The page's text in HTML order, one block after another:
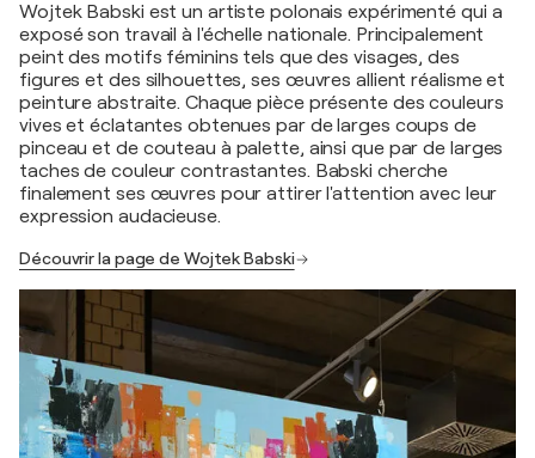
Wojtek Babski est un artiste polonais expérimenté qui a
exposé son travail à l'échelle nationale. Principalement
peint des motifs féminins tels que des visages, des
figures et des silhouettes, ses œuvres allient réalisme et
peinture abstraite. Chaque pièce présente des couleurs
vives et éclatantes obtenues par de larges coups de
pinceau et de couteau à palette, ainsi que par de larges
taches de couleur contrastantes. Babski cherche
finalement ses œuvres pour attirer l'attention avec leur
expression audacieuse.
Découvrir la page de Wojtek Babski